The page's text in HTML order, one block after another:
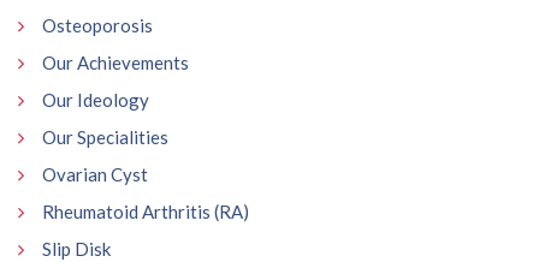
Osteoporosis
Our Achievements
Our Ideology
Our Specialities
Ovarian Cyst
Rheumatoid Arthritis (RA)
Slip Disk